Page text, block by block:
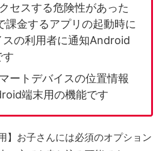
セスする危険性があった
課金するアプリの起動時に
の利用者に通知Android
す
ートデバイスの位置情報
端末用の機能です
】お子さんには必須のオプション